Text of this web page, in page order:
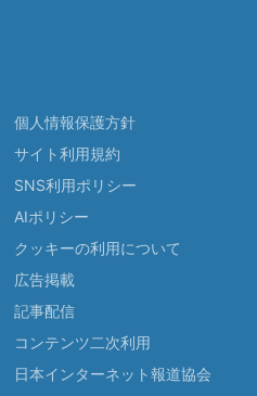
個人情報保護方針
サイト利用規約
SNS利用ポリシー
AIポリシー
クッキーの利用について
広告掲載
記事配信
コンテンツ二次利用
日本インターネット報道協会